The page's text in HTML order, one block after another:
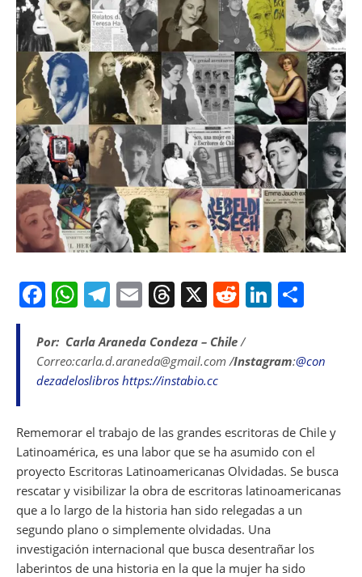
F
c
e
o
o
k
W
at
s
p
p
T
e
gr
m
E
ai
l
T
re
a
s
X R
d
di
Li
e
n
e
Por: Carla Araneda Condeza – Chile /
Correo:carla.d.araneda@gmail.com /Instagram:@con
dezadeloslibros https://instabio.cc
Rememorar el trabajo de las grandes escritoras de Chile y
Latinoamérica, es una labor que se ha asumido con el
proyecto Escritoras Latinoamericanas Olvidadas. Se busca
rescatar y visibilizar la obra de escritoras latinoamericanas
que a lo largo de la historia han sido relegadas a un
segundo plano o simplemente olvidadas. Una
investigación internacional que busca desentrañar los
laberintos de una historia en la que la mujer ha sido